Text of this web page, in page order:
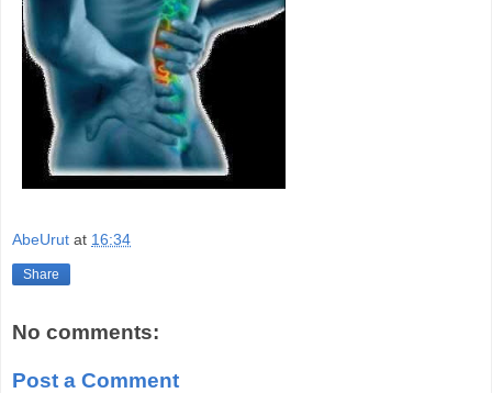
AbeUrut at 16:34
Share
No comments:
Post a Comment